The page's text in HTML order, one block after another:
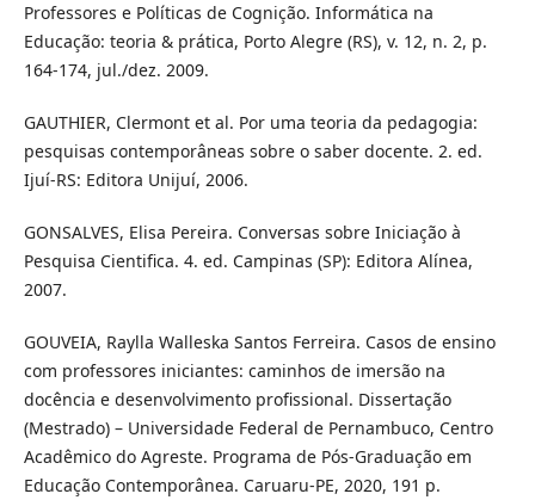
Professores e Políticas de Cognição. Informática na
Educação: teoria & prática, Porto Alegre (RS), v. 12, n. 2, p.
164-174, jul./dez. 2009.
GAUTHIER, Clermont et al. Por uma teoria da pedagogia:
pesquisas contemporâneas sobre o saber docente. 2. ed.
Ijuí-RS: Editora Unijuí, 2006.
GONSALVES, Elisa Pereira. Conversas sobre Iniciação à
Pesquisa Cientifica. 4. ed. Campinas (SP): Editora Alínea,
2007.
GOUVEIA, Raylla Walleska Santos Ferreira. Casos de ensino
com professores iniciantes: caminhos de imersão na
docência e desenvolvimento profissional. Dissertação
(Mestrado) – Universidade Federal de Pernambuco, Centro
Acadêmico do Agreste. Programa de Pós-Graduação em
Educação Contemporânea. Caruaru-PE, 2020, 191 p.